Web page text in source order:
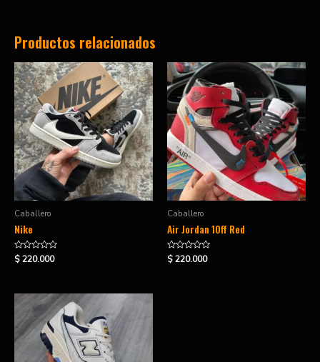
Productos relacionados
Caballero
Nike
Valorado
en
$220.000
Caballero
Air Jordan 1Off Red
Valorado
en
$220.000